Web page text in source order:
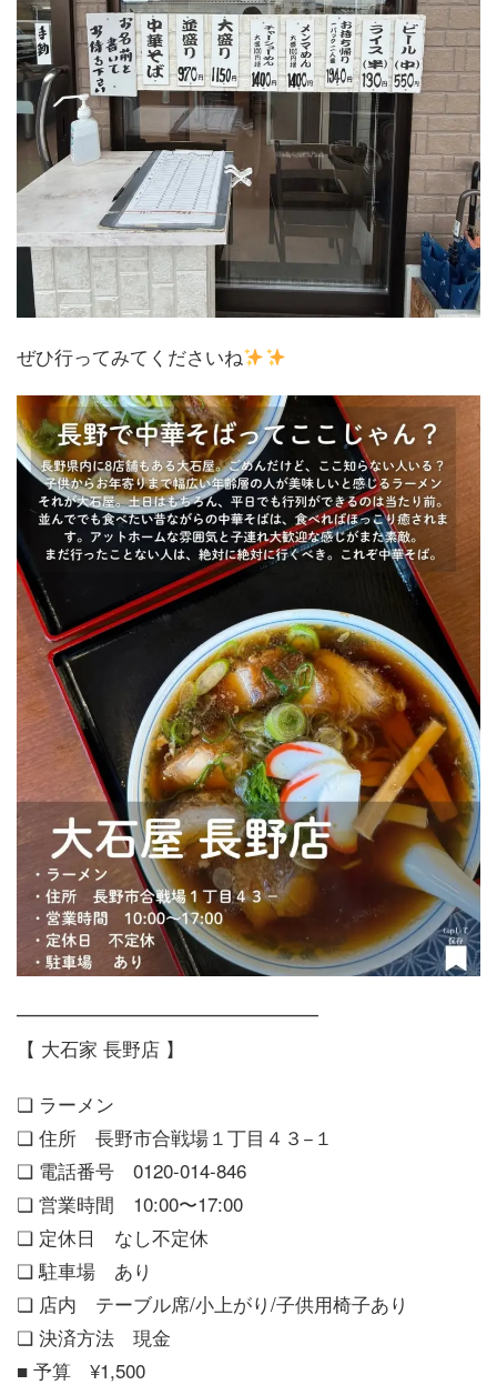
ぜひ行ってみてくださいね
━━━━━━━━━━━━━━━━
【 大石家 長野店 】
❏ ラーメン
❏ 住所 長野市合戦場１丁目４３−１
❏ 電話番号 0120-014-846
❏ 営業時間 10:00〜17:00
❏ 定休日 なし不定休
❏ 駐車場 あり
❏ 店内 テーブル席/小上がり/子供用椅子あり
❏ 決済方法 現金
■ 予算 ¥1,500